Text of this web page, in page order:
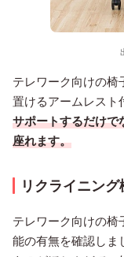
テレワーク向けの椅
置けるアームレスト
サポートするだけで
座れます。
リクライニン
テレワーク向けの
能の有無を確認しま